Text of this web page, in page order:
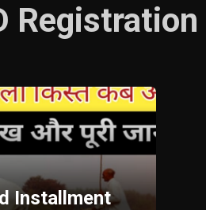
Registration
Installment